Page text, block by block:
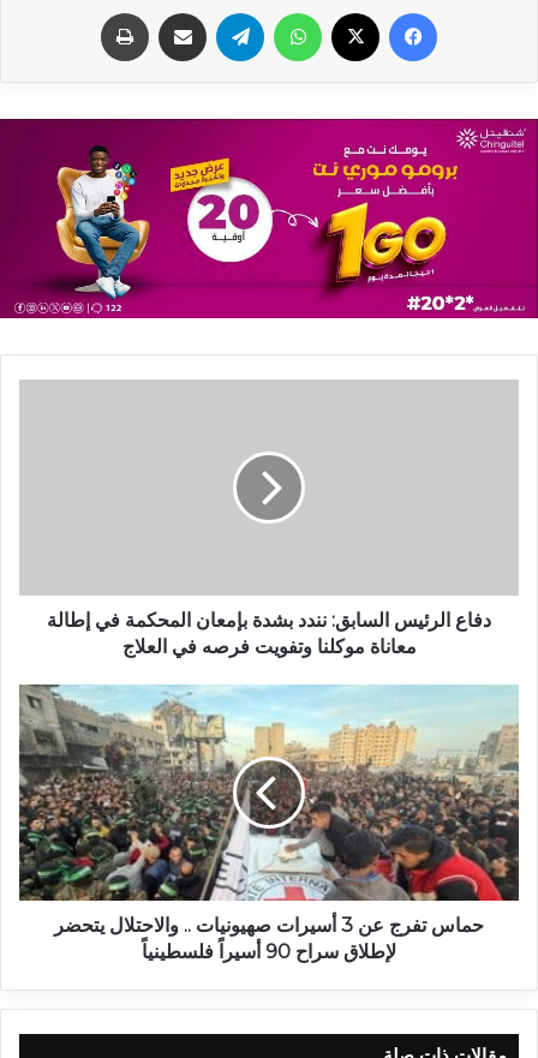
فيسبوك واتساب تيلقرام مشاركة عبر البريد
دفاع الرئيس السابق: نندد بشدة بإمعان المحكمة في إطالة
معاناة موكلنا وتفويت فرصه في العلاج
حماس تفرج عن 3 أسيرات صهيونيات .. والاحتلال يتحضر
لإطلاق سراح 90 أسيراً فلسطينياً